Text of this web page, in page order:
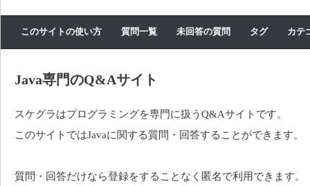
このサイトの使い方 質問一覧 未回答の質問 タグ カテ
Java専門のQ&Aサイト
スケグラはプログラミングを専門に扱うQ&Aサイトです。
このサイトではJavaに関する質問・回答することができます。
質問・回答だけなら登録をすることなく匿名で利用できます。